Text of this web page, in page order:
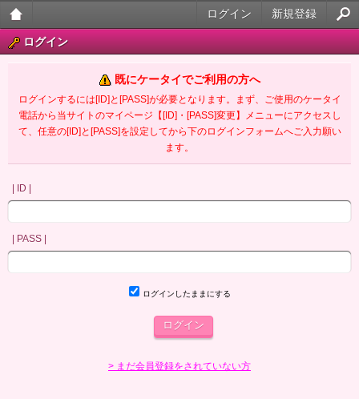
大人
ータ
イ官
新規登録
ログイン
ログイン
既にケータイでご利用の方へ
ログインするには[ID]と[PASS]が必要となります。まず、ご使用のケータイ
電話から当サイトのマイページ【[ID]・[PASS]変更】メニューにアクセスし
て、任意の[ID]と[PASS]を設定してから下のログインフォームへご入力願い
ます。
| ID |
| PASS |
ログインしたままにする
> まだ会員登録をされていない方